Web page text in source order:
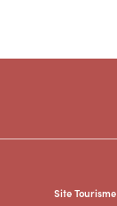
Site Tourisme